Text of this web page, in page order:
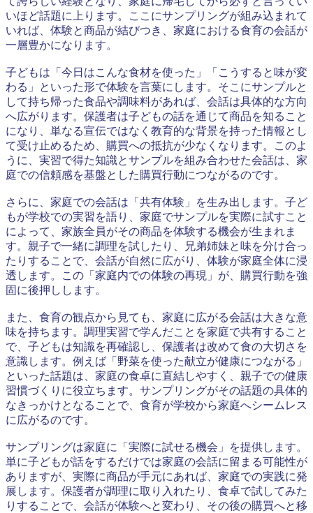
いほど話題に上ります。ここにサンプリングが組み込まれて
いれば、体験と商品が結びつき、家庭における食育の会話が
一層豊かになります。
子どもは「今日はこんな食材を使った」「こうすると味が変
わる」といった形で体験を言葉にします。そこにサンプルと
して持ち帰った食品や調味料があれば、会話は具体的な方向
へ広がります。保護者は子どもの話を通じて商品を知ること
になり、単なる宣伝ではなく教育的な背景を持った情報とし
て受け止めるため、購買への抵抗が少なくなります。このよ
うに、実習で得た知識とサンプルを組み合わせた会話は、家
庭での信頼感を基盤とした購買行動につながるのです。
さらに、家庭での会話は「共有体験」を生み出します。子ど
もが学校での実習を語り、家庭でサンプルを実際に試すこと
によって、家族全員がその商品を体験する機会が生まれま
す。親子で一緒に調理を試したり、兄弟姉妹と味を分け合っ
たりすることで、会話が自然に広がり、体験が家庭全体に浸
透します。この「家庭内での体験の再現」が、購買行動を強
固に後押しします。
また、食育の観点から見ても、家庭に広がる会話は大きな意
味を持ちます。調理実習で学んだことを家庭で共有すること
で、子どもは知識を再確認し、保護者は改めて食の大切さを
意識します。例えば「野菜を使った献立が健康につながる」
といった話題は、家庭の食卓に直結しやすく、親子での健康
習慣づくりに役立ちます。サンプリングがその話題の具体的
なきっかけとなることで、食育が学校から家庭へシームレス
に広がるのです。
サンプリングは家庭に「実際に試せる機会」を提供します。
単に子どもが話をするだけでは家庭の会話に留まる可能性が
ありますが、実際に商品が手元にあれば、家庭での実践に発
展します。保護者が調理に取り入れたり、食卓で試してみた
りすることで、会話が体験へと変わり、その後の購買へと移